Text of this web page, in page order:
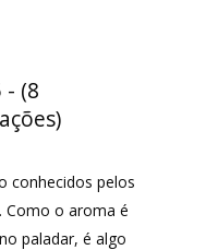
- (8
conhecidos pelos
Como o aroma é
paladar, é algo